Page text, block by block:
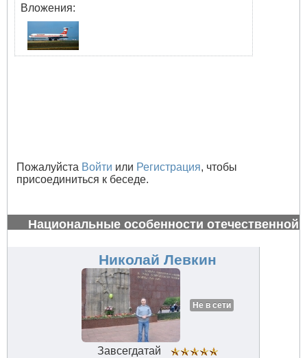
Вложения:
Пожалуйста Войти или Регистрация, чтобы
присоединиться к беседе.
Национальные особенности отечественной
Николай Левкин
Не в сети
Завсегдатай